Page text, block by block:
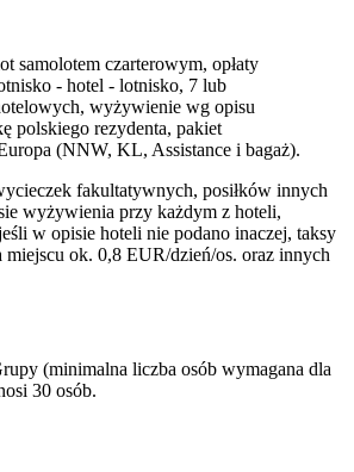
samolotem czarterowym, opłaty
- hotel - lotnisko, 7 lub
wyżywienie wg opisu
polskiego rezydenta, pakiet
(NNW, KL, Assistance i bagaż).
fakultatywnych, posiłków innych
wyżywienia przy każdym z hoteli,
w opisie hoteli nie podano inaczej, taksy
miejscu ok. 0,8 EUR/dzień/os. oraz innych
(minimalna liczba osób wymagana dla
30 osób.